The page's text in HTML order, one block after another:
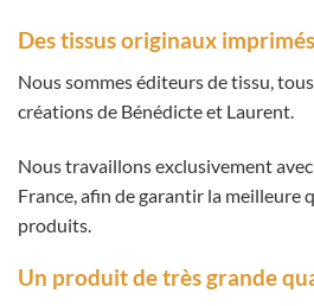
Des tissus originaux
Nous sommes éditeurs de tissu,
créations de Bénédicte et Laurent.
Nous travaillons exclusivement
France, afin de garantir la meilleure
produits.
Un produit de très grande